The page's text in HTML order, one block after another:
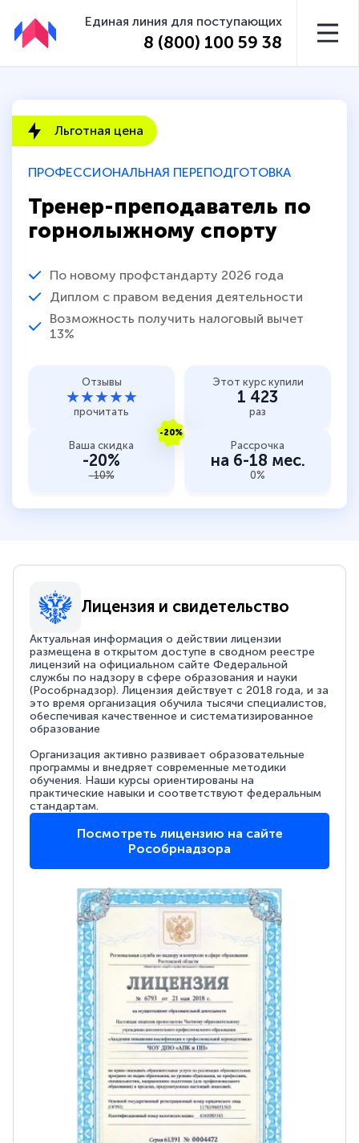
Единая линия для поступающих
8 (800) 100 59 38
ПРОФЕССИОНАЛЬНАЯ ПЕРЕПОДГОТОВКА
Тренер-преподаватель по
горнолыжному спорту
По новому профстандарту 2026 года
Диплом с правом ведения деятельности
Возможность получить налоговый вычет
13%
Льготная цена
Отзывы
★★★★★
прочитать
Этот курс купили
1 423
раз
-20%
Ваша скидка
-20%
-10%
Рассрочка
на 6-18 мес.
0%
Лицензия и свидетельство
Актуальная информация о действии лицензии
размещена в открытом доступе в сводном реестре
лицензий на официальном сайте Федеральной
службы по надзору в сфере образования и науки
(Рособрнадзор). Лицензия действует с 2018 года, и за
это время организация обучила тысячи специалистов,
обеспечивая качественное и систематизированное
образование
Организация активно развивает образовательные
программы и внедряет современные методики
обучения. Наши курсы ориентированы на
практические навыки и соответствуют федеральным
стандартам.
Посмотреть лицензию на сайте
Рособрнадзора